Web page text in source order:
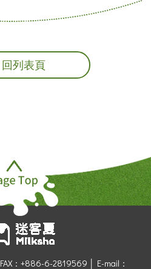
回列表頁
FAX：+886-6-2819569 │ E-mail：